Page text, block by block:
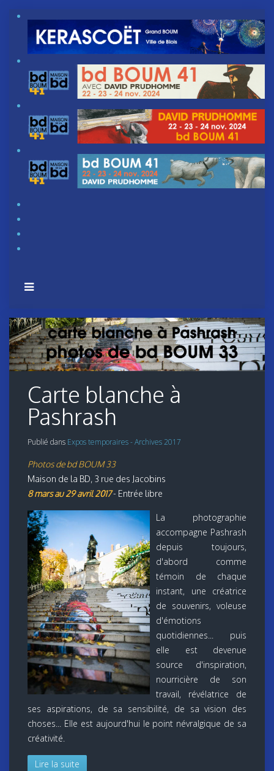
Carte blanche à
Pashrash
Publié dans Expos temporaires - Archives 2017
Photos de bd BOUM 33
Maison de la BD, 3 rue des Jacobins
8 mars au 29 avril 2017- Entrée libre
La photographie
accompagne Pashrash
depuis toujours,
d'abord comme
témoin de chaque
instant, une créatrice
de souvenirs, voleuse
d'émotions
quotidiennes... puis
elle est devenue
source d'inspiration,
nourricière de son
travail, révélatrice de
ses aspirations, de sa sensibilité, de sa vision des
choses... Elle est aujourd'hui le point névralgique de sa
créativité.
Lire la suite